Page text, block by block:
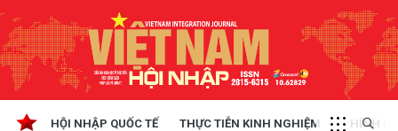
HỘI NHẬP QUỐC TẾ THỰC TIỄN KINH NGHIỆM CHÍNH